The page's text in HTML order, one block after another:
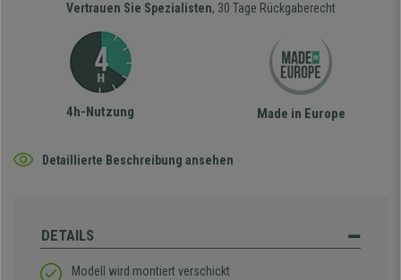
Vertrauen Sie Spezialisten, 30 Tage Rückgaberecht
4h-Nutzung Made in Europe
Detaillierte Beschreibung ansehen
DETAILS
Modell wird montiert verschickt